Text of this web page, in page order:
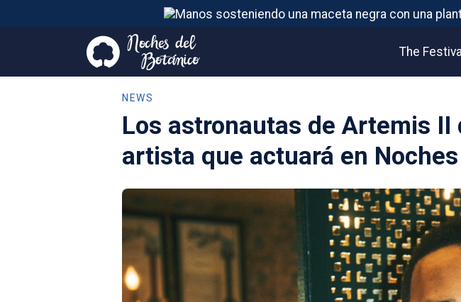
The Festival
NEWS
Los astronautas de Artemis
artista que actuará en